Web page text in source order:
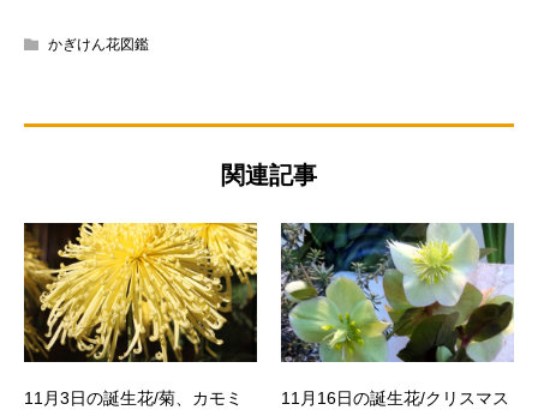
かぎけん花図鑑
関連記事
11月3日の誕生花/菊、カモミ
11月16日の誕生花/クリスマス